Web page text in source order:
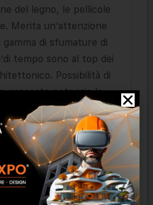
del legno, le pellicole
Merita un’attenzione
di sfumature di
tempo sono al top dei
Possibilità di
nascoste potenzia la
e minimalista delle